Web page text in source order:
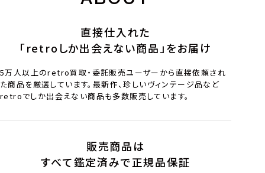
直接仕入れた
「retroしか出会えない商品」をお届け
5万人以上のretro買取・委託販売ユーザーから直接依頼され
た商品を厳選しています。最新作、珍しいヴィンテージ品など
retroでしか出会えない商品も多数販売しています。
販売商品は
すべて鑑定済みで正規品保証